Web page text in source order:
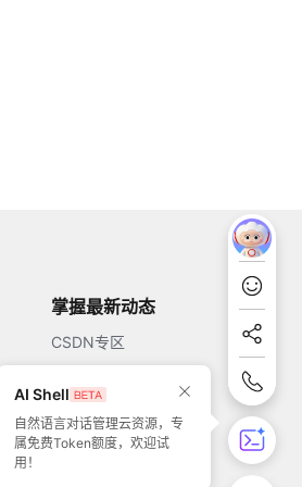
掌握最新动态
CSDN专区
51CTO
AI Shell
自然语言对话管理云资源，专
属免费Token额度，欢迎试
用！